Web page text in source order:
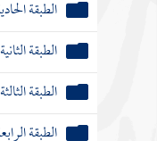
الطبقة
الطبقة
الطبقة
الطبقة